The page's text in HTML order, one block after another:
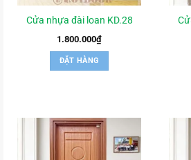
Cửa nhựa đài loan KD.28
1.800.000₫
ĐẶT HÀNG